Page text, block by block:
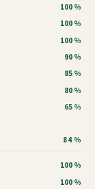
100 %
100 %
100 %
90 %
85 %
80 %
65 %
84 %
100 %
100 %